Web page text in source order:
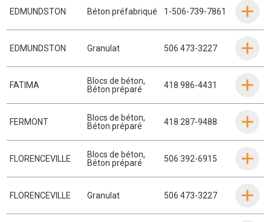
EDMUNDSTON Béton préfabriqué 1-506-739-7861
EDMUNDSTON Granulat 506 473-3227
FATIMA Blocs de béton,
Béton préparé
418 986-4431
FERMONT Blocs de béton,
Béton préparé
418 287-9488
FLORENCEVILLE Blocs de béton,
Béton préparé
506 392-6915
FLORENCEVILLE Granulat 506 473-3227